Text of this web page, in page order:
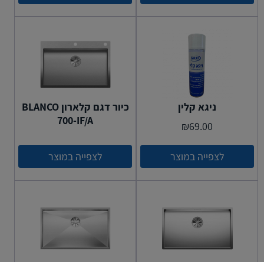
ניגא קלין
₪69.00
לצפייה במוצר
כיור דגם קלארון BLANCO
700-IF/A
לצפייה במוצר